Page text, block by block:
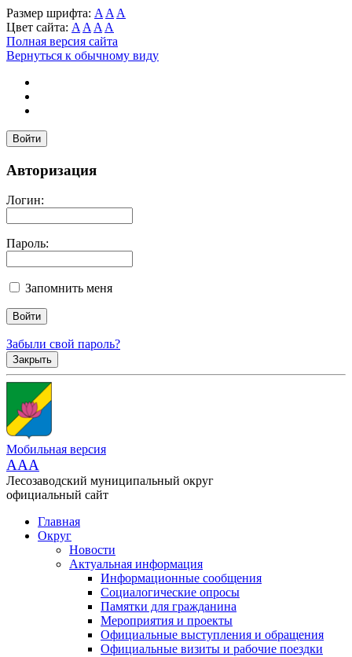
Размер шрифта: A A A
Цвет сайта: A A A A
Полная версия сайта
Вернуться к обычному виду
Войти
Авторизация
Логин:
Пароль:
Запомнить меня
Забыли свой пароль?
Закрыть
Мобильная версия
AAA
Лесозаводский муниципальный округ
официальный сайт
Главная
Округ
Новости
Актуальная информация
Информационные сообщения
Социалогические опросы
Памятки для гражданина
Мероприятия и проекты
Официальные выступления и обращения
Официальные визиты и рабочие поездки